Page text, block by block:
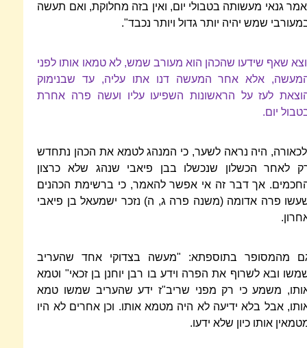
גנאי מעשותה בטבולי יום, ואין בזה מחלוקת, ואם תעשה
שמש יהיה יותר גדול ויותר נכבד".
שאף שידעו שהכהן הוא מעורב שמש, לא טמאו אותו לפני
אלא אחר המעשה דנו אתו עליה, עד שבנימוק
לעז על הראשונות השפיעו עליו ועשה פרה אחרת
יום.
היה נראה לשער, כי המנהג לטמא את הכהן נתחדש
לאחר הכשלון שנכשלו בבן פיאבי שנהג שלא כרצון
אך דבר זה אי אפשר להאמר, כי ברשימת הכהנים
פרה אדומה (משנה פרה ג, ה) נזכר ישמעאל בן פיאבי
מהמסופר בתוספתא: "מעשה בצדוקי אחד שהעריב
ובא לשרוף את הפרה וידע בו רבן יוחנן בן זכאי" וטמא
משמע כי רק מפני שריב"ז ידע שהעריב שמשו טמא
אבל בלא ידיעה לא היה מטמא אותו. וכן אחרים לא היו
אותו כיון שלא ידעו.